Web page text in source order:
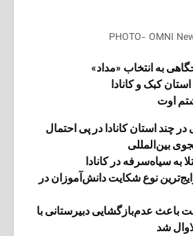
PHOTO- OMNI
به انتخاب «مداد»
کبک و کانادا
اوت
چند استان کانادا در پی احتمال
بین‌المللی
به سیاه‌سرفه در کانادا
نوع شکایت دانش‌آموزان در
باعث عدم‌بازگشایی دبیرستانی با